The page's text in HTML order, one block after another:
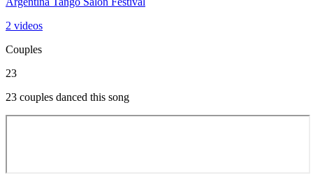
2 videos
Couples
23
23 couples danced this song